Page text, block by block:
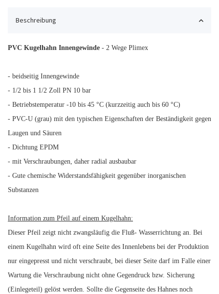
Beschreibung
PVC Kugelhahn Innengewinde - 2 Wege Plimex
- beidseitig Innengewinde
- 1/2 bis 1 1/2 Zoll PN 10 bar
- Betriebstemperatur -10 bis 45 °C (kurzzeitig auch bis 60 °C)
- PVC-U (grau) mit den typischen Eigenschaften der Beständigkeit gegen
Laugen und Säuren
- Dichtung EPDM
- mit Verschraubungen, daher radial ausbaubar
- Gute chemische Widerstandsfähigkeit gegenüber inorganischen
Substanzen
Information zum Pfeil auf einem Kugelhahn:
Dieser Pfeil zeigt nicht zwangsläufig die Fluß- Wasserrichtung an. Bei
einem Kugelhahn wird oft eine Seite des Innenlebens bei der Produktion
nur eingepresst und nicht verschraubt, bei dieser Seite darf im Falle einer
Wartung die Verschraubung nicht ohne Gegendruck bzw. Sicherung
(Einlegeteil) gelöst werden. Sollte die Gegenseite des Hahnes noch